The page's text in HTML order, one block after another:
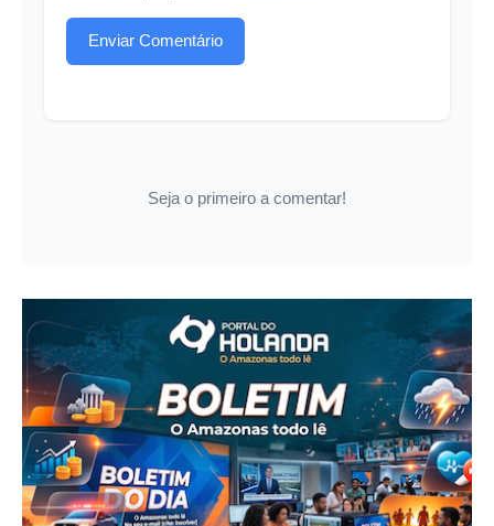
Enviar Comentário
Seja o primeiro a comentar!